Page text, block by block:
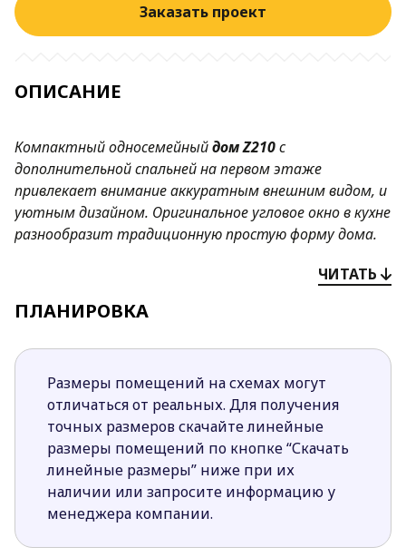
Заказать проект
ОПИСАНИЕ
Компактный односемейныйдомZ210с
дополнительной спальней на первом этаже
привлекает внимание аккуратным внешним видом, и
уютным дизайном. Оригинальное угловое окно в кухне
разнообразит традиционную простую форму дома.
Двускатная крыша, простая форма и
небольшая площадь способствуют сокращению
Открытая кухня визуально увеличивает
пространство гостиной, способствует ее
лучшей освещенности благодаря угловому
окну на кухне. При необходимости кухню
можно отделить стенной перегородкой.
Крытая терраса поможет приготовить вкусный
гриль или шашлык в любую погоду.
Дополнительная комната на первом этаже
ЧИТАТЬ
ПЛАНИРОВКА
Размеры помещений на схемах могут
отличаться от реальных. Для получения
точных размеров скачайте линейные
размеры помещений по кнопке “Скачать
линейные размеры” ниже при их
наличии или запросите информацию у
менеджера компании.